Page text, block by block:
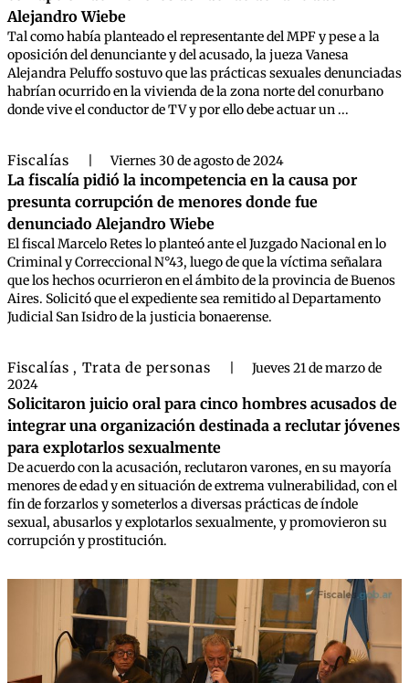
Alejandro Wiebe
Tal como había planteado el representante del MPF y pese a la
oposición del denunciante y del acusado, la jueza Vanesa
Alejandra Peluffo sostuvo que las prácticas sexuales denunciadas
habrían ocurrido en la vivienda de la zona norte del conurbano
donde vive el conductor de TV y por ello debe actuar un ...
Fiscalías Viernes 30 de agosto de 2024
La fiscalía pidió la incompetencia en la causa por
presunta corrupción de menores donde fue
denunciado Alejandro Wiebe
El fiscal Marcelo Retes lo planteó ante el Juzgado Nacional en lo
Criminal y Correccional N°43, luego de que la víctima señalara
que los hechos ocurrieron en el ámbito de la provincia de Buenos
Aires. Solicitó que el expediente sea remitido al Departamento
Judicial San Isidro de la justicia bonaerense.
Fiscalías , Trata de personas
Jueves 21 de marzo de
2024
Solicitaron juicio oral para cinco hombres acusados de
integrar una organización destinada a reclutar jóvenes
para explotarlos sexualmente
De acuerdo con la acusación, reclutaron varones, en su mayoría
menores de edad y en situación de extrema vulnerabilidad, con el
fin de forzarlos y someterlos a diversas prácticas de índole
sexual, abusarlos y explotarlos sexualmente, y promovieron su
corrupción y prostitución.